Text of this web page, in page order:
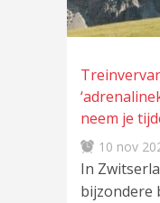
neem je
10 nov
In
bijzondere